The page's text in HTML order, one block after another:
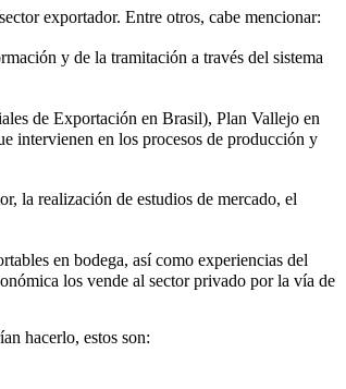
exportador. Entre otros, cabe mencionar:
y de la tramitación a través del sistema
de Exportación en Brasil), Plan Vallejo en
intervienen en los procesos de producción y
la realización de estudios de mercado, el
en bodega, así como experiencias del
los vende al sector privado por la vía de
hacerlo, estos son: